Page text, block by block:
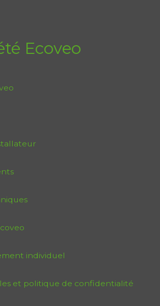
Ecoveo
individuel
et politique de confidentialité